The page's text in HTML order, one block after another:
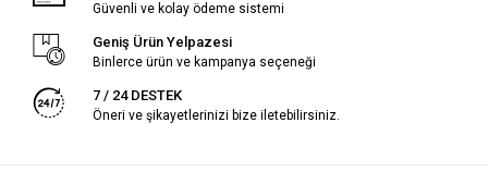
Güvenli ve kolay ödeme sistemi
Geniş Ürün Yelpazesi
Binlerce ürün ve kampanya seçeneği
7 / 24 DESTEK
Öneri ve şikayetlerinizi bize iletebilirsiniz.